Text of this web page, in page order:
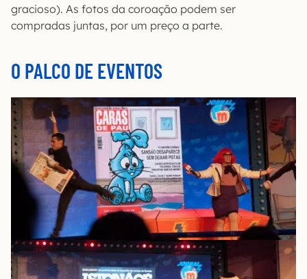
gracioso). As fotos da coroação podem ser
compradas juntas, por um preço a parte.
O PALCO DE EVENTOS